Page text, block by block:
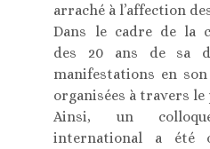
arraché à l’affection
Dans le cadre de la
des 20 ans de sa
manifestations en
organisées à travers le
Ainsi, un
international a été